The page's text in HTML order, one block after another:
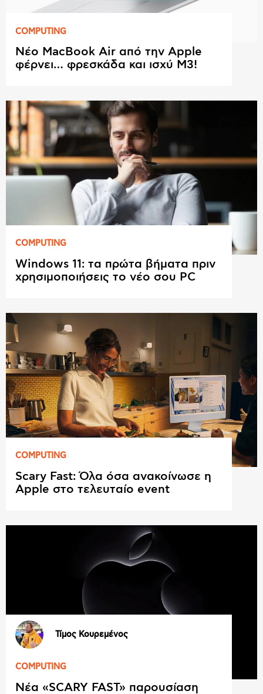
COMPUTING
Νέο MacBook Air από την Apple
φέρνει… φρεσκάδα και ισχύ M3!
COMPUTING
Windows 11: τα πρώτα βήματα πριν
χρησιμοποιήσεις το νέο σου PC
COMPUTING
Scary Fast: Όλα όσα ανακοίνωσε η
Apple στο τελευταίο event
Τίμος Κουρεμένος
COMPUTING
Νέα «SCARY FAST» παρουσίαση